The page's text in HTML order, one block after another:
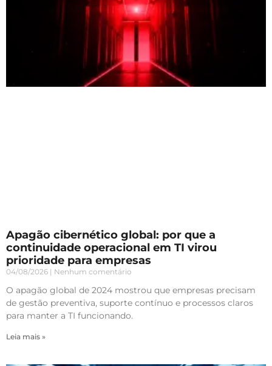
Apagão cibernético global: por que a
continuidade operacional em TI virou
prioridade para empresas
04/08/2026 Nenhum comentário
O apagão global de 2024 mostrou que empresas precisam
de gestão preventiva, suporte contínuo e processos claros
para manter a TI funcionando.
Leia mais »